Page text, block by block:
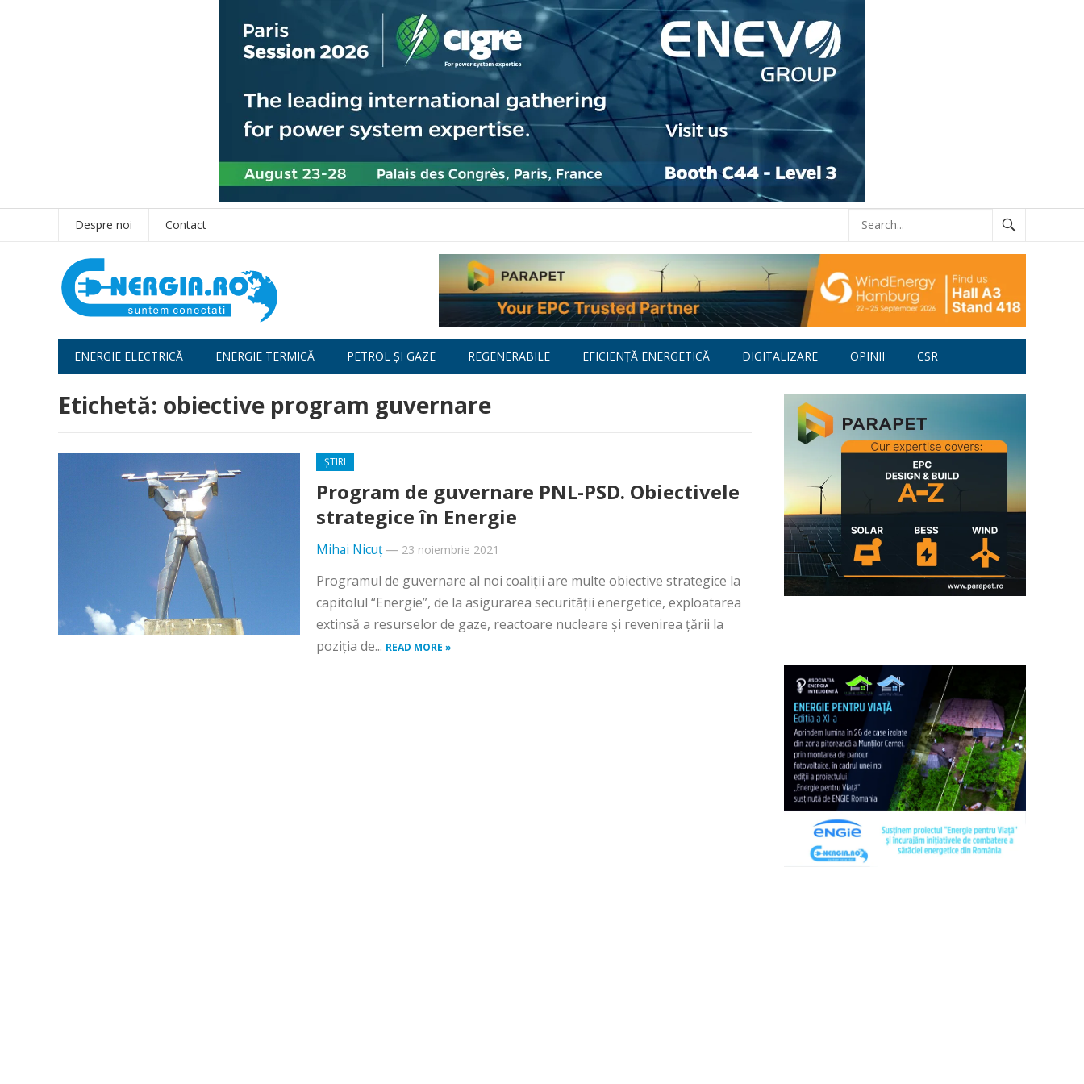
Despre noi Contact
ENERGIE ELECTRICĂ ENERGIE TERMICĂ PETROL ȘI GAZE REGENERABILE EFICIENȚĂ ENERGETICĂ DIGITALIZARE OPINII CSR
Etichetă: obiective program guvernare
ȘTIRI
Program de guvernare PNL-PSD. Obiectivele
strategice în Energie
Mihai Nicuț— 23 noiembrie 2021
Programul de guvernare al noi coaliții are multe obiective strategice la
capitolul “Energie”, de la asigurarea securității energetice, exploatarea
extinsă a resurselor de gaze, reactoare nucleare și revenirea țării la
poziția de... READ MORE »